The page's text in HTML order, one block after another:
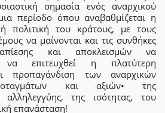
σημασία ενός αναρχικού
περίοδο όπου αναβαθμίζεται η
πολιτική του κράτους, με τους
να μαίνονται και τις συνθήκες
και αποκλεισμών να
να επιτευχθεί η πλατύτερη
προπαγάνδιση των αναρχικών
και αξιών• της
της ισότητας, του
επανάσταση!